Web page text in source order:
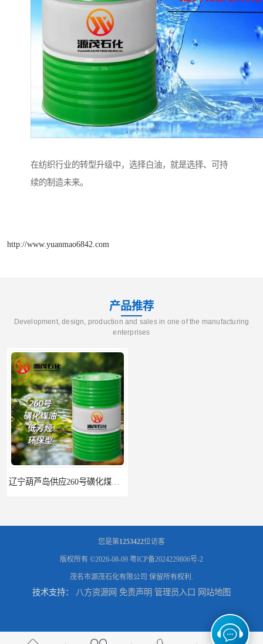
在纺织行业的转型升级中，选择白油，就是选择、可持
续的制造未来。
http://www.yuanmao6842.com
产品推荐
Development, design, production and sales in one of the manufacturing
enterprises
您是第1253422位访客
版权所有 ©2026-08-09 粤ICP备2024229806号-2
茂名市源茂石化有限公司 保留所有权利.
技术支持： 八方资源网 免责声明 管理员入口 网站地图